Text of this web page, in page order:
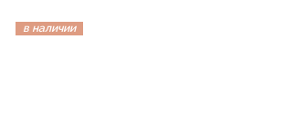
в наличии